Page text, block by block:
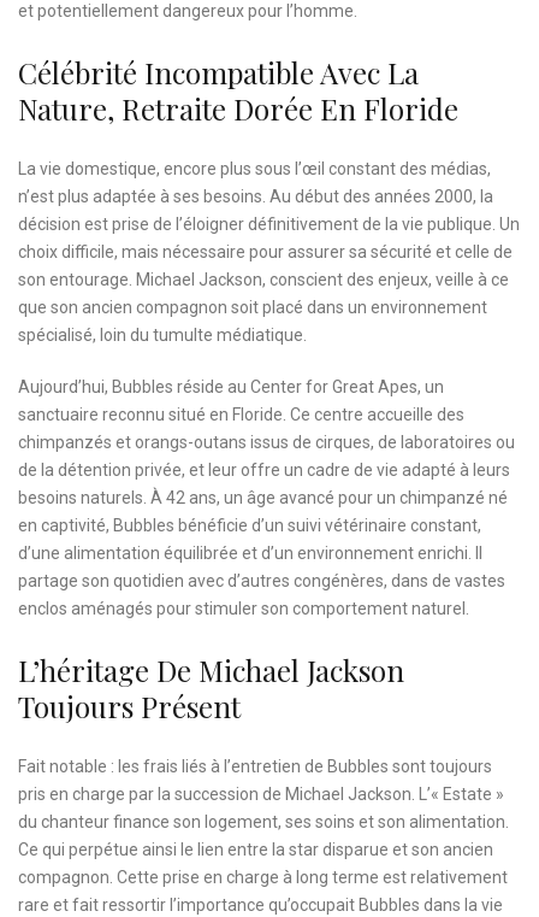
et potentiellement dangereux pour l’homme.
Célébrité Incompatible Avec La
Nature, Retraite Dorée En Floride
La vie domestique, encore plus sous l’œil constant des médias,
n’est plus adaptée à ses besoins. Au début des années 2000, la
décision est prise de l’éloigner définitivement de la vie publique. Un
choix difficile, mais nécessaire pour assurer sa sécurité et celle de
son entourage. Michael Jackson, conscient des enjeux, veille à ce
que son ancien compagnon soit placé dans un environnement
spécialisé, loin du tumulte médiatique.
Aujourd’hui, Bubbles réside au Center for Great Apes, un
sanctuaire reconnu situé en Floride. Ce centre accueille des
chimpanzés et orangs-outans issus de cirques, de laboratoires ou
de la détention privée, et leur offre un cadre de vie adapté à leurs
besoins naturels. À 42 ans, un âge avancé pour un chimpanzé né
en captivité, Bubbles bénéficie d’un suivi vétérinaire constant,
d’une alimentation équilibrée et d’un environnement enrichi. Il
partage son quotidien avec d’autres congénères, dans de vastes
enclos aménagés pour stimuler son comportement naturel.
L’héritage De Michael Jackson
Toujours Présent
Fait notable : les frais liés à l’entretien de Bubbles sont toujours
pris en charge par la succession de Michael Jackson. L’« Estate »
du chanteur finance son logement, ses soins et son alimentation.
Ce qui perpétue ainsi le lien entre la star disparue et son ancien
compagnon. Cette prise en charge à long terme est relativement
rare et fait ressortir l’importance qu’occupait Bubbles dans la vie